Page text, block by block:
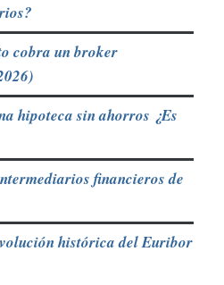
cobra un broker
hipoteca sin ahorros ¿Es
financieros de
histórica del Euribor